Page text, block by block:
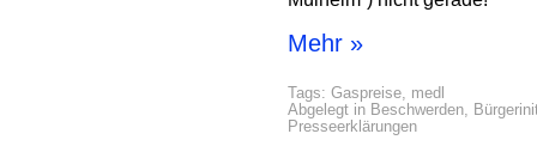
Mehr »
Tags: Gaspreise, medl
Abgelegt in Beschwerden,
Presseerklärungen